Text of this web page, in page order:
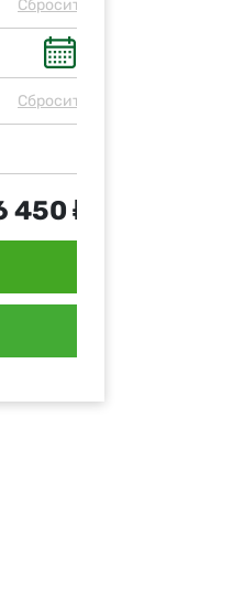
Cбросить
Cбросить
450 ₽